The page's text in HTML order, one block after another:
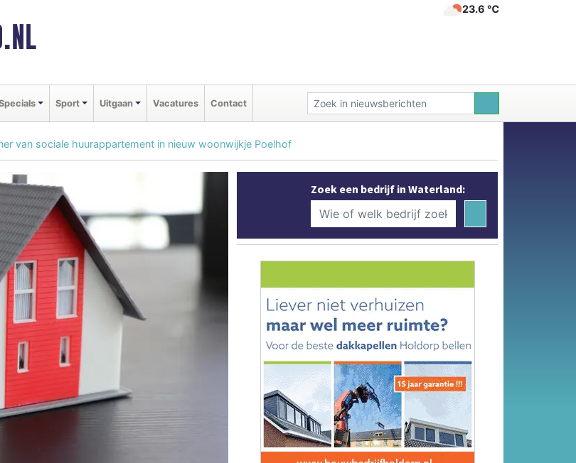
23.6 ℃
Sport Uitgaan Vacatures Contact
van sociale huurappartement in nieuw woonwijkje Poelhof
Zoek een bedrijf in Waterland: